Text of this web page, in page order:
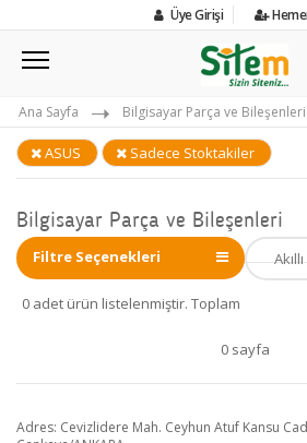
Üye Girişi
Ana Sayfa Bilgisayar Parça ve Bileşenleri
ASUS Sadece Stoktakiler
Bilgisayar Parça ve Bileşenleri
Filtre Seçenekleri
0 adet ürün listelenmiştir. Toplam
0 sayfa
Adres: Cevizlidere Mah. Ceyhun Atuf Kansu